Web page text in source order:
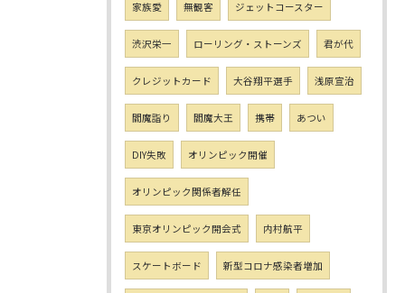
家族愛 無観客 ジェットコースター
渋沢栄一 ローリング・ストーンズ 君が代
クレジットカード 大谷翔平選手 浅原宣治
閻魔詣り 閻魔大王 携帯 あつい
DIY失敗 オリンピック開催
オリンピック関係者解任
東京オリンピック開会式 内村航平
スケートボード 新型コロナ感染者増加